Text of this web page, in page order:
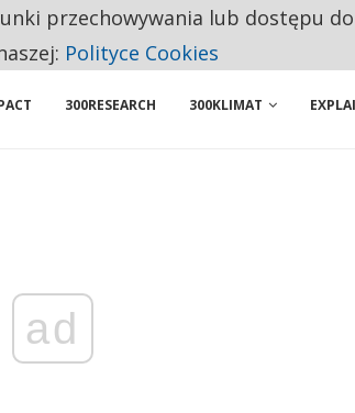
ZAKUPY
300RESEARCH 300KLIMAT
ad
przechowywania lub dostępu
Polityce Cookies